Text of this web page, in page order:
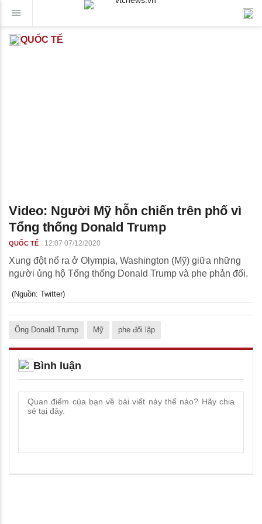
QUỐC TẾ
Video: Người Mỹ hỗn chiến trên phố vì
Tổng thống Donald Trump
QUỐC TẾ 12:07 07/12/2020
Xung đột nổ ra ở Olympia, Washington (Mỹ) giữa những
người ủng hộ Tổng thống Donald Trump và phe phản đối.
(Nguồn: Twitter)
Ông Donald Trump Mỹ phe đối lập
Bình luận